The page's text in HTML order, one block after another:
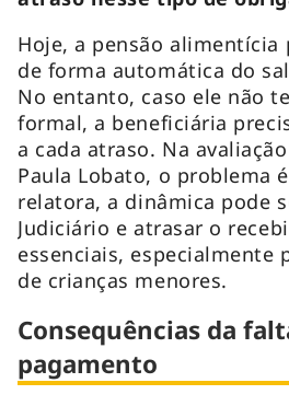
Hoje, a pensão alimentícia
de forma automática do
No entanto, caso ele não
formal, a beneficiária
a cada atraso. Na
Paula Lobato, o problema
relatora, a dinâmica pode
Judiciário e atrasar o
essenciais, especialmente
de crianças menores.
Consequências da
pagamento